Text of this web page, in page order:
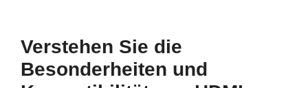
Verstehen Sie die
Besonderheiten und